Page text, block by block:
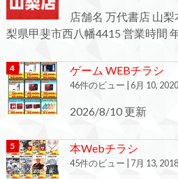
店舗名 万代書店 山
梨県甲斐市西八幡4415 営業時間
ゲーム WEBチラシ
46件のビュー 6月 10,
2026/8/10 更新
本Webチラシ
45件のビュー 7月 13,